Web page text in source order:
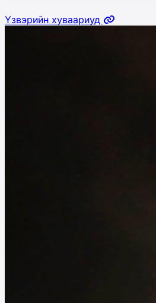
Үзвэрийн хуваариуд